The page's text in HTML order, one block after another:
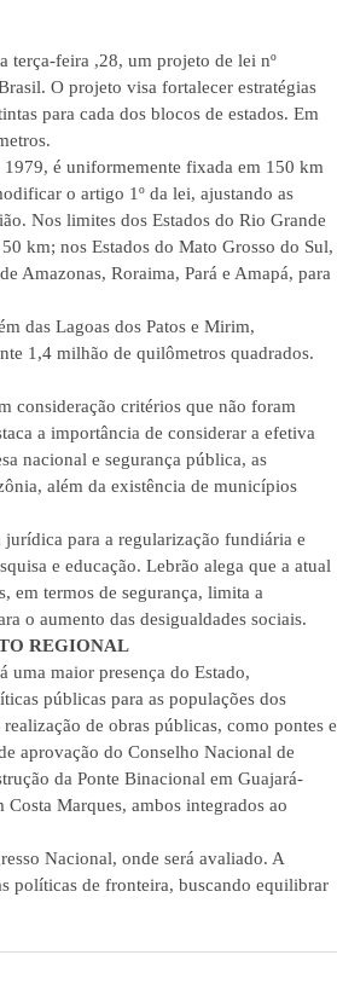
terça-feira ,28, um projeto de lei nº
O projeto visa fortalecer estratégias
para cada dos blocos de estados. Em
é uniformemente fixada em 150 km
o artigo 1º da lei, ajustando as
Nos limites dos Estados do Rio Grande
km; nos Estados do Mato Grosso do Sul,
Amazonas, Roraima, Pará e Amapá, para
das Lagoas dos Patos e Mirim,
1,4 milhão de quilômetros quadrados.
consideração critérios que não foram
a importância de considerar a efetiva
nacional e segurança pública, as
além da existência de municípios
para a regularização fundiária e
e educação. Lebrão alega que a atual
em termos de segurança, limita a
o aumento das desigualdades sociais.
REGIONAL
uma maior presença do Estado,
públicas para as populações dos
de obras públicas, como pontes e
aprovação do Conselho Nacional de
da Ponte Binacional em Guajará-
Marques, ambos integrados ao
Nacional, onde será avaliado. A
políticas de fronteira, buscando equilibrar